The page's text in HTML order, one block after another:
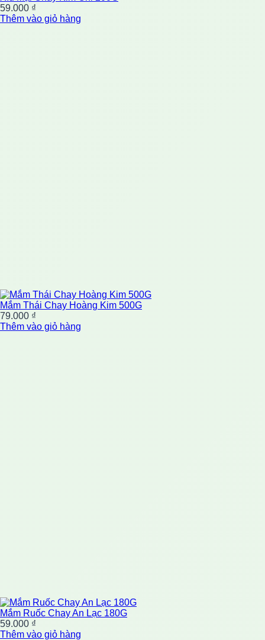
59.000 ₫
Thêm vào giỏ hàng
Mắm Thái Chay Hoàng Kim 500G
79.000 ₫
Thêm vào giỏ hàng
Mắm Ruốc Chay An Lạc 180G
59.000 ₫
Thêm vào giỏ hàng